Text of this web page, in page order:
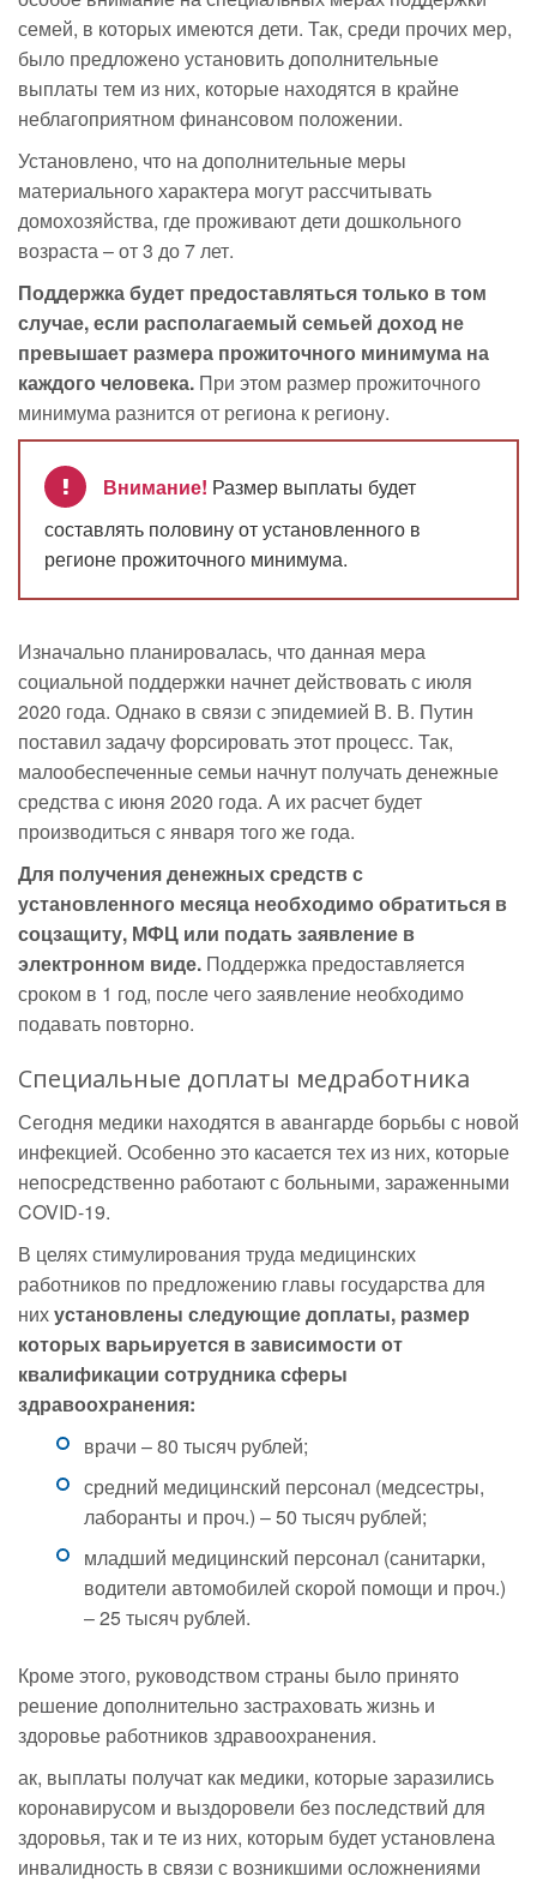
семей, в которых имеются дети. Так, среди прочих мер,
было предложено установить дополнительные
выплаты тем из них, которые находятся в крайне
неблагоприятном финансовом положении.
Установлено, что на дополнительные меры
материального характера могут рассчитывать
домохозяйства, где проживают дети дошкольного
возраста – от 3 до 7 лет.
Поддержка будет предоставляться только в том
случае, если располагаемый семьей доход не
превышает размера прожиточного минимума на
каждого человека. При этом размер прожиточного
минимума разнится от региона к региону.
Внимание! Размер выплаты будет
составлять половину от установленного в
регионе прожиточного минимума.
Изначально планировалась, что данная мера
социальной поддержки начнет действовать с июля
2020 года. Однако в связи с эпидемией В. В. Путин
поставил задачу форсировать этот процесс. Так,
малообеспеченные семьи начнут получать денежные
средства с июня 2020 года. А их расчет будет
производиться с января того же года.
Для получения денежных средств с
установленного месяца необходимо обратиться в
соцзащиту, МФЦ или подать заявление в
электронном виде. Поддержка предоставляется
сроком в 1 год, после чего заявление необходимо
подавать повторно.
Специальные доплаты медработника
Сегодня медики находятся в авангарде борьбы с новой
инфекцией. Особенно это касается тех из них, которые
непосредственно работают с больными, зараженными
COVID-19.
В целях стимулирования труда медицинских
работников по предложению главы государства для
нихустановлены следующие доплаты, размер
которых варьируется в зависимости от
квалификации сотрудника сферы
здравоохранения:
врачи – 80 тысяч рублей;
средний медицинский персонал (медсестры,
лаборанты и проч.) – 50 тысяч рублей;
младший медицинский персонал (санитарки,
водители автомобилей скорой помощи и проч.)
– 25 тысяч рублей.
Кроме этого, руководством страны было принято
решение дополнительно застраховать жизнь и
здоровье работников здравоохранения.
ак, выплаты получат как медики, которые заразились
коронавирусом и выздоровели без последствий для
здоровья, так и те из них, которым будет установлена
инвалидность в связи с возникшими осложнениями